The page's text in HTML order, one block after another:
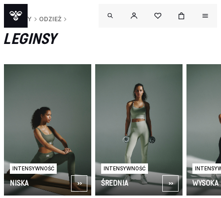
KOBIETY ODZIEŻ
LEGINSY
INTENSYWNOŚĆ
NISKA
INTENSYWNOŚĆ
ŚREDNIA WYSOKA